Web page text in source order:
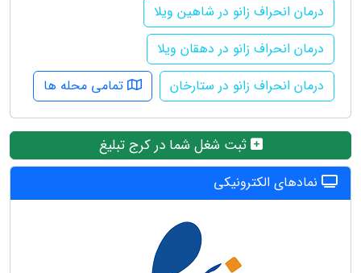
درمان انحراف زانو در شاهین ویلا
درمان انحراف زانو در دهقان ویلا
درمان انحراف زانو در ستارخان
تمامی محله ها
ثبت شغل شما در کرج تبلیغ
نمادهای الکترونیکی